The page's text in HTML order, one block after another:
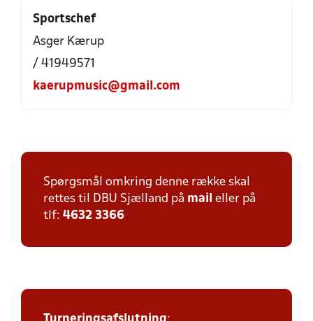
Sportschef
Asger Kærup
/ 41949571
kaerupmusic@gmail.com
Spørgsmål omkring denne række skal
rettes til DBU Sjælland på mail eller på
tlf: 4632 3366